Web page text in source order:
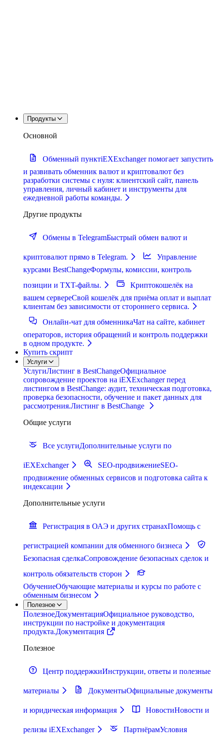
Продукты
Основной
Обменный пунктiEXExchanger помогает запустить
и развивать обменник валют и криптовалют без
разработки системы с нуля: клиентский сайт, панель
управления, личный кабинет и инструменты для
ежедневной работы команды.
Другие продукты
Обмены в TelegramБыстрый обмен валют и
криптовалют прямо в Telegram.
Управление
курсами BestChangeФормулы, комиссии, контроль
позиции и TXT-файлы.
Криптокошелёк на
вашем сервереСвой кошелёк для приёма оплат и выплат
клиентам без зависимости от стороннего сервиса.
Онлайн-чат для обменникаЧат на сайте, кабинет
операторов, история обращений и контроль поддержки
в одном продукте.
Купить скрипт
Услуги
УслугиЛистинг в BestChangeОфициальное
сопровождение проектов на iEXExchanger перед
листингом в BestChange: аудит, техническая подготовка,
проверка безопасности, обучение и пакет данных для
рассмотрения.Листинг в BestChange
Общие услуги
Все услугиДополнительные услуги по
iEXExchanger SEO-продвижениеSEO-
продвижение обменных сервисов и подготовка сайта к
индексации
Дополнительные услуги
Регистрация в ОАЭ и других странахПомощь с
регистрацией компании для обменного бизнеса
Безопасная сделкаСопровождение безопасных сделок и
контроль обязательств сторон
ОбучениеОбучающие материалы и курсы по работе с
обменным бизнесом
Полезное
ПолезноеДокументацияОфициальное руководство,
инструкции по настройке и документация
продукта.Документация
Полезное
Центр поддержкиИнструкции, ответы и полезные
материалы ДокументыОфициальные документы
и юридическая информация НовостиНовости и
релизы iEXExchanger ПартнёрамУсловия